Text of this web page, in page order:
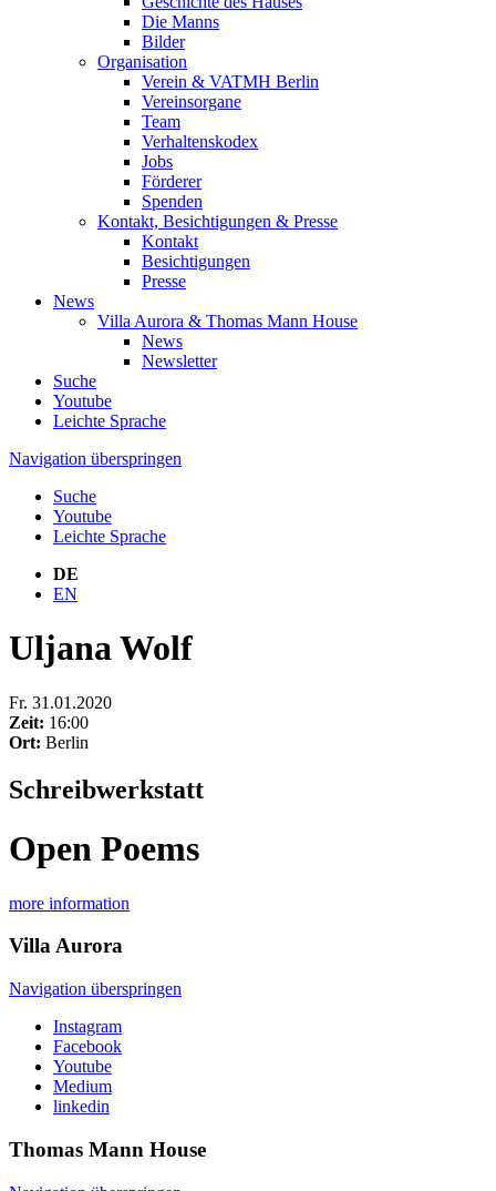
Die Manns
Bilder
Organisation
Verein & VATMH Berlin
Vereinsorgane
Team
Verhaltenskodex
Jobs
Förderer
Spenden
Kontakt, Besichtigungen & Presse
Kontakt
Besichtigungen
Presse
News
Villa Aurora & Thomas Mann House
News
Newsletter
Suche
Youtube
Leichte Sprache
Navigation überspringen
Suche
Youtube
Leichte Sprache
DE
EN
Uljana Wolf
Fr. 31.01.2020
Zeit: 16:00
Ort: Berlin
Schreibwerkstatt
Open Poems
more information
VillaAurora
Navigation überspringen
Instagram
Facebook
Youtube
Medium
linkedin
Thomas Mann House